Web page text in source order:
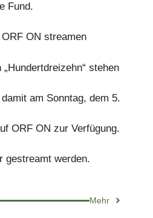
Fund.
ORF ON streamen
stehen
am Sonntag, dem 5.
ORF ON zur Verfügung.
gestreamt werden.
Mehr